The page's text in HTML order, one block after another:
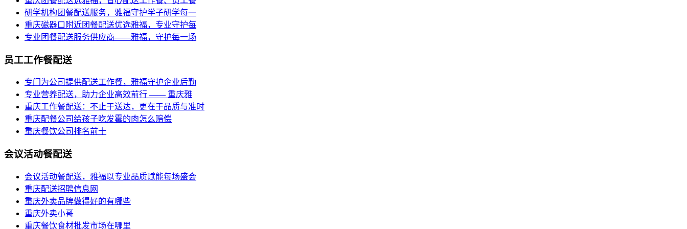
研学机构团餐配送服务，雅福守护学子研学每一
重庆磁器口附近团餐配送优选雅福，专业守护每
专业团餐配送服务供应商——雅福，守护每一场
员工工作餐配送
专门为公司提供配送工作餐，雅福守护企业后勤
专业营养配送，助力企业高效前行 —— 重庆雅
重庆工作餐配送：不止于送达，更在于品质与准时
重庆配餐公司给孩子吃发霉的肉怎么赔偿
重庆餐饮公司排名前十
会议活动餐配送
会议活动餐配送，雅福以专业品质赋能每场盛会
重庆配送招聘信息网
重庆外卖品牌做得好的有哪些
重庆外卖小哥
重庆餐饮食材批发市场在哪里